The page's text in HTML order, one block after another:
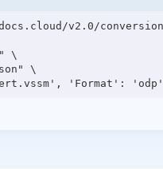
v2.0/
\
\